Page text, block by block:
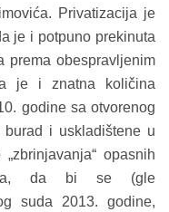
Privatizacija je
je i potpuno prekinuta
prema obespravljenim
je i znatna količina
godine sa otvorenog
burad i uskladištene u
opasnih
da bi se (gle
suda 2013. godine,